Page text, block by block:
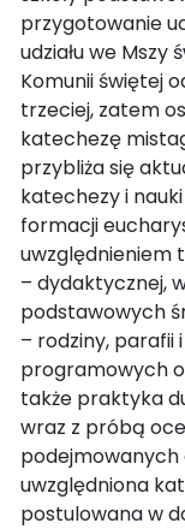
przygotowanie
udziału we Mszy
Komunii świętej
trzeciej, zatem
katechezę
przybliża się
katechezy i
formacji
uwzględnieniem
– dydaktycznej,
podstawowych
– rodziny, parafii
programowych
także praktyka
wraz z próbą
podejmowanych
uwzględniona
postulowana w